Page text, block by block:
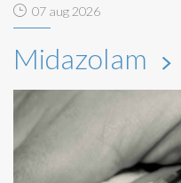
07 aug 2026
Midazolam